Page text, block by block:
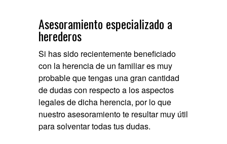
Asesoramiento especializado a
herederos
Si has sido recientemente beneficiado
con la herencia de un familiar es muy
probable que tengas una gran cantidad
de dudas con respecto a los aspectos
legales de dicha herencia, por lo que
nuestro asesoramiento te resultar muy útil
para solventar todas tus dudas.